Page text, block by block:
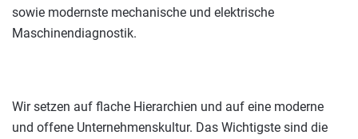
sowie modernste mechanische und elektrische
Maschinendiagnostik.
Wir setzen auf flache Hierarchien und auf eine moderne
und offene Unternehmenskultur. Das Wichtigste sind die